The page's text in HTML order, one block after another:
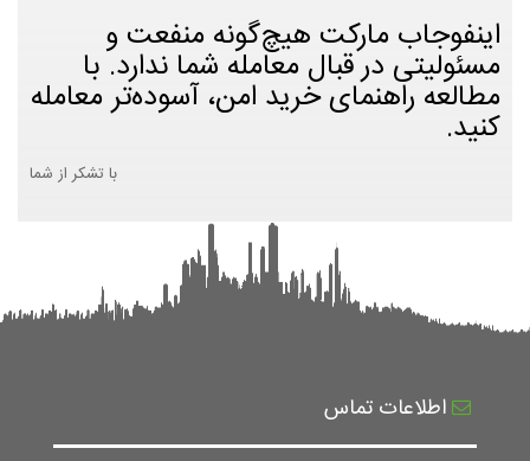
اینفوجاب مارکت هیچ‌گونه منفعت و
مسئولیتی در قبال معامله شما ندارد. با
مطالعه راهنمای خرید امن، آسوده‌تر معامله
کنید.
با تشکر از شما
اطلاعات تماس